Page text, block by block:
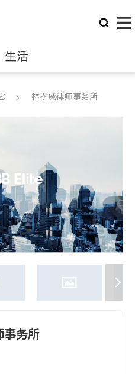
生活
律师
利组织
林孝威律师事务所
事务所